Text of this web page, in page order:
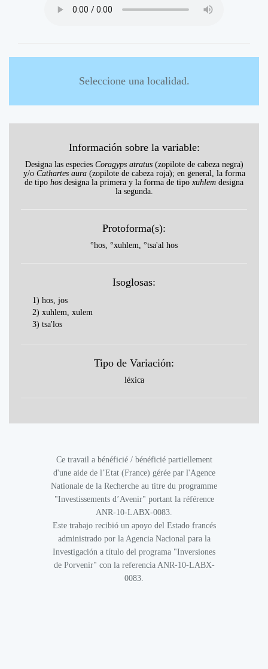
Seleccione una localidad.
Información sobre la variable:
Designa las especies Coragyps atratus(zopilote de cabeza negra)
y/o Cathartes aura(zopilote de cabeza roja); en general, la forma
de tipo hos designa la primera y la forma de tipo xuhlem designa
la segunda.
Protoforma(s):
°hos, °xuhlem, °tsa'al hos
Isoglosas:
1) hos, jos
2) xuhlem, xulem
3) tsa'los
Tipo de Variación:
léxica
Ce travail a bénéficié / bénéficié partiellement
d'une aide de l’Etat (France) gérée par l'Agence
Nationale de la Recherche au titre du programme
"Investissements d’Avenir" portant la référence
ANR-10-LABX-0083.
Este trabajo recibió un apoyo del Estado francés
administrado por la Agencia Nacional para la
Investigación a título del programa "Inversiones
de Porvenir" con la referencia ANR-10-LABX-
0083.